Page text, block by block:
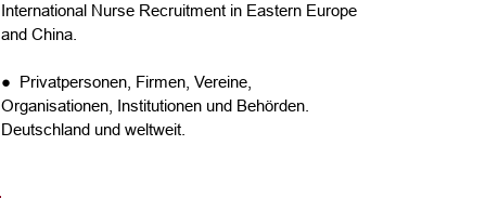
International Nurse Recruitment in Eastern Europe
and China.
● Privatpersonen, Firmen, Vereine,
Organisationen, Institutionen und Behörden.
Deutschland und weltweit.